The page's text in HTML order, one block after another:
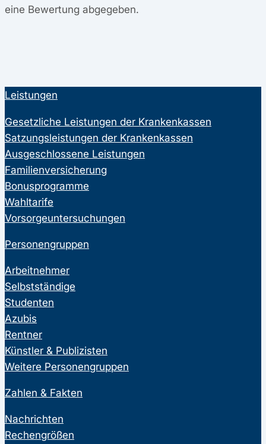
eine Bewertung abgegeben.
Leistungen
Gesetzliche Leistungen der Krankenkassen
Satzungsleistungen der Krankenkassen
Ausgeschlossene Leistungen
Familienversicherung
Bonusprogramme
Wahltarife
Vorsorgeuntersuchungen
Personengruppen
Arbeitnehmer
Selbstständige
Studenten
Azubis
Rentner
Künstler & Publizisten
Weitere Personengruppen
Zahlen & Fakten
Nachrichten
Rechengrößen